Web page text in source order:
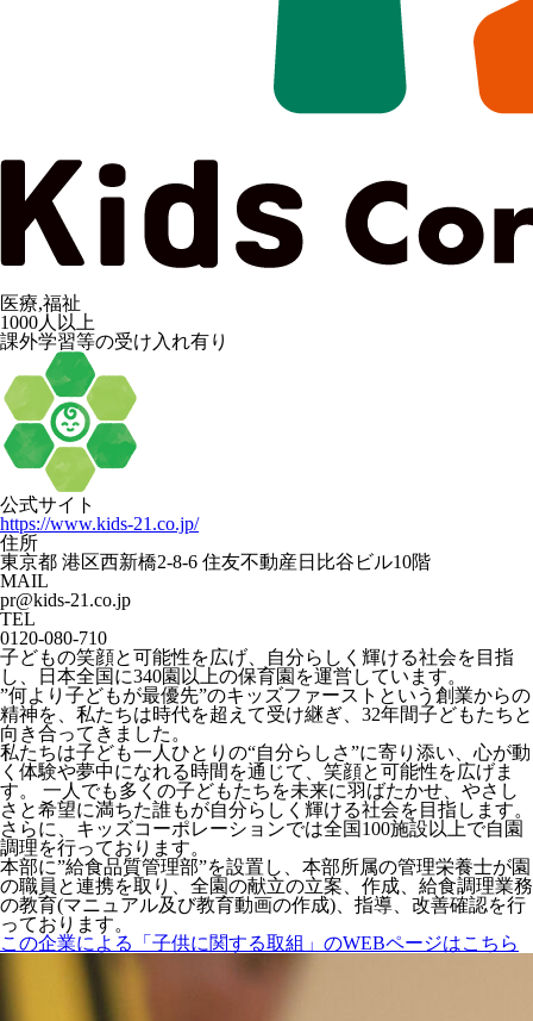
医療,福祉
1000人以上
課外学習等の受け入れ有り
公式サイト
https://www.kids-21.co.jp/
住所
東京都 港区西新橋2-8-6 住友不動産日比谷ビル10階
MAIL
pr@kids-21.co.jp
TEL
0120-080-710
子どもの笑顔と可能性を広げ、自分らしく輝ける社会を目指
し、日本全国に340園以上の保育園を運営しています。
”何より子どもが最優先”のキッズファーストという創業からの
精神を、私たちは時代を超えて受け継ぎ、32年間子どもたちと
向き合ってきました。
私たちは子ども一人ひとりの“自分らしさ”に寄り添い、心が動
く体験や夢中になれる時間を通じて、笑顔と可能性を広げま
す。 一人でも多くの子どもたちを未来に羽ばたかせ、やさし
さと希望に満ちた誰もが自分らしく輝ける社会を目指します。
さらに、キッズコーポレーションでは全国100施設以上で自園
調理を行っております。
本部に”給食品質管理部”を設置し、本部所属の管理栄養士が園
の職員と連携を取り、全園の献立の立案、作成、給食調理業務
の教育(マニュアル及び教育動画の作成)、指導、改善確認を行
っております。
この企業による「子供に関する取組」のWEBページはこちら